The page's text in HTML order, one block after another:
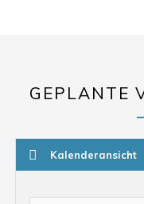
GEPLANTE
Kalenderansicht